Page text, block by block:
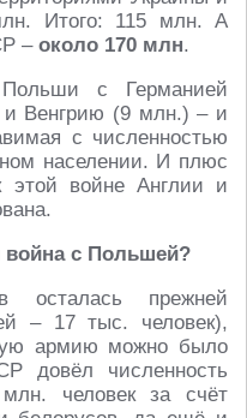
Итого: 115 млн. А
– около 170 млн.
с Германией
Венгрию (9 млн.) – и
с численностью
населении. И плюс
этой войне Англии и
война с Польшей?
осталась прежней
– 17 тыс. человек),
армию можно было
довёл численность
человек за счёт